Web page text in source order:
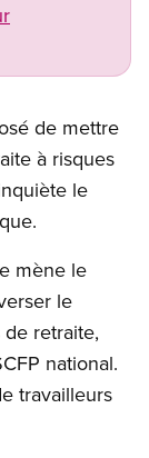
de mettre
à risques
le
mène le
le
retraite,
national.
travailleurs